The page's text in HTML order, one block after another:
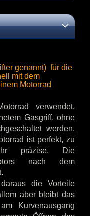
genannt) für die
mit dem
Motorrad
verwendet,
Gasgriff, ohne
werden.
ist perfekt, zu
präzise. Die
nach dem
die Vorteile
aber bleibt das
Kurvenausgang